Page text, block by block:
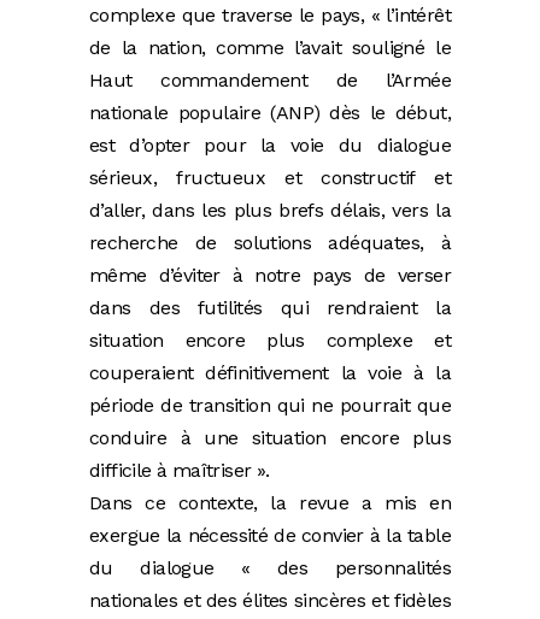
complexe que traverse le pays, « l’intérêt
de la nation, comme l’avait souligné le
Haut commandement de l’Armée
nationale populaire (ANP) dès le début,
est d’opter pour la voie du dialogue
sérieux, fructueux et constructif et
d’aller, dans les plus brefs délais, vers la
recherche de solutions adéquates, à
même d’éviter à notre pays de verser
dans des futilités qui rendraient la
situation encore plus complexe et
couperaient définitivement la voie à la
période de transition qui ne pourrait que
conduire à une situation encore plus
difficile à maîtriser ».
Dans ce contexte, la revue a mis en
exergue la nécessité de convier à la table
du dialogue « des personnalités
nationales et des élites sincères et fidèles